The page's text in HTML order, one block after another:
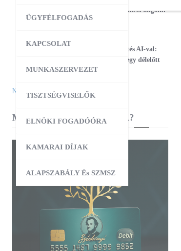
ÜGYFÉLFOGADÁS
KAPCSOLAT
MUNKASZERVEZET
TISZTSÉGVISELŐK
ELNÖKI FOGADÓÓRA
KAMARAI DÍJAK
ALAPSZABÁLY És SZMSZ
Magabiztos üzleti kommunikáció angolul
– 2 napos workshop
25
Workshop – Facebook hirdetés AI-val:
szövegtől a kész kampányig egy délelőtt
alatt
Naptár megtekintése
MIBEN SEGÍT A KAMARA?